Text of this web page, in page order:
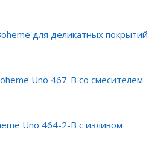
для деликатных покрытий
Uno 467-B со смесителем
Uno 464-2-B с изливом